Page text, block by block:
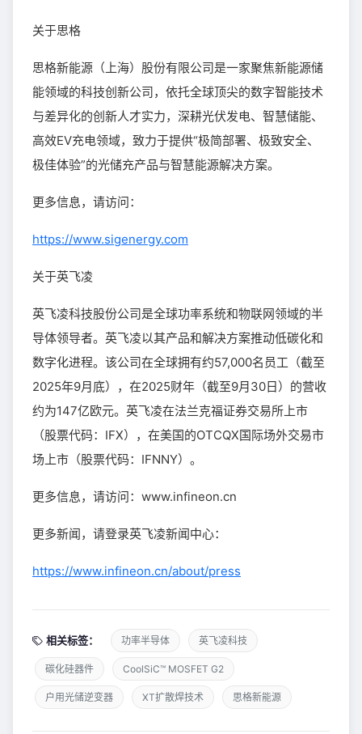
关于思格
思格新能源（上海）股份有限公司是一家聚焦新能源储
能领域的科技创新公司，依托全球顶尖的数字智能技术
与差异化的创新人才实力，深耕光伏发电、智慧储能、
高效EV充电领域，致力于提供“极简部署、极致安全、
极佳体验”的光储充产品与智慧能源解决方案。
更多信息，请访问：
https://www.sigenergy.com
关于英飞凌
英飞凌科技股份公司是全球功率系统和物联网领域的半
导体领导者。英飞凌以其产品和解决方案推动低碳化和
数字化进程。该公司在全球拥有约57,000名员工（截至
2025年9月底），在2025财年（截至9月30日）的营收
约为147亿欧元。英飞凌在法兰克福证券交易所上市
（股票代码：IFX），在美国的OTCQX国际场外交易市
场上市（股票代码：IFNNY）。
更多信息，请访问：www.infineon.cn
更多新闻，请登录英飞凌新闻中心：
https://www.infineon.cn/about/press
相关标签： 功率半导体 英飞凌科技
碳化硅器件 CoolSiC™ MOSFET G2
户用光储逆变器 XT扩散焊技术 思格新能源